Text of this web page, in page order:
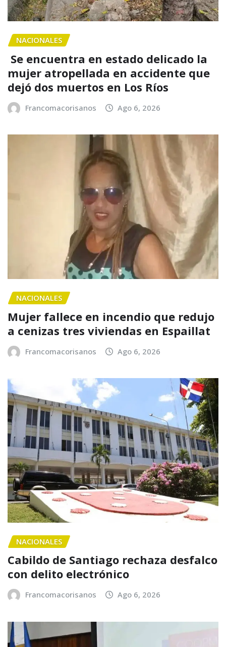
NACIONALES
Se encuentra en estado delicado la
mujer atropellada en accidente que
dejó dos muertos en Los Ríos
Francomacorisanos Ago 6, 2026
NACIONALES
Mujer fallece en incendio que redujo
a cenizas tres viviendas en Espaillat
Francomacorisanos Ago 6, 2026
NACIONALES
Cabildo de Santiago rechaza desfalco
con delito electrónico
Francomacorisanos Ago 6, 2026